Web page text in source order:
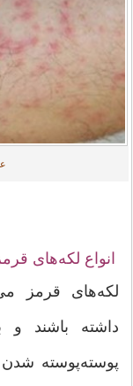
انواع لکه‌های
لکه‌های قرمز
داشته باشند و
پوسته‌پوسته